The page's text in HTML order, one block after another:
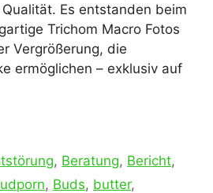
Es entstanden beim
Trichom Macro Fotos
Vergrößerung, die
ermöglichen – exklusiv auf
, Beratung, Bericht,
, Buds, butter,